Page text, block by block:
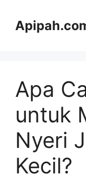
Apa
untuk
Nyeri
Kecil?